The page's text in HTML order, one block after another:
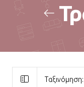
Ταξινόμηση: